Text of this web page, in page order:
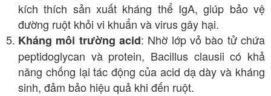
kích thích sản xuất kháng thể IgA, giúp bảo vệ
đường ruột khỏi vi khuẩn và virus gây hại.
Kháng môi trường acid: Nhờ lớp vỏ bào tử chứa
peptidoglycan và protein, Bacillus clausii có khả
năng chống lại tác động của acid dạ dày và kháng
sinh, đảm bảo hiệu quả khi đến ruột.